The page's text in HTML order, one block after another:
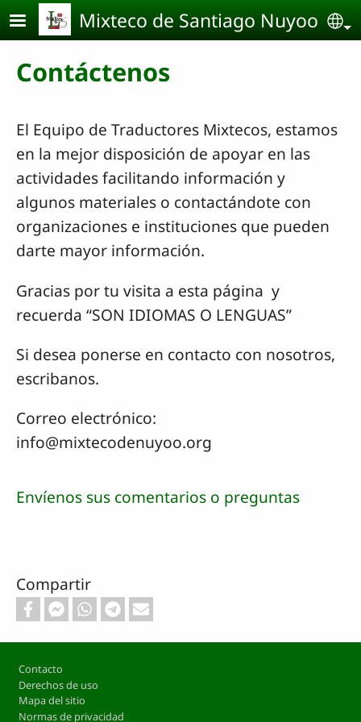
Pasar al contenido principal
Mixteco de Santiago Nuyoo
Contáctenos
El Equipo de Traductores Mixtecos, estamos
en la mejor disposición de apoyar en las
actividades facilitando información y
algunos materiales o contactándote con
organizaciones e instituciones que pueden
darte mayor información.
Gracias por tu visita a esta página y
recuerda “SON IDIOMAS O LENGUAS”
Si desea ponerse en contacto con nosotros,
escribanos.
Correo electrónico:
info@mixtecodenuyoo.org
Envíenos sus comentarios o preguntas
Compartir
Footer
Contacto
Derechos de uso
Mapa del sitio
Normas de privacidad